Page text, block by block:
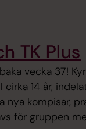
TK Plus
vecka 37!
14 år,
kompisar,
för gruppen